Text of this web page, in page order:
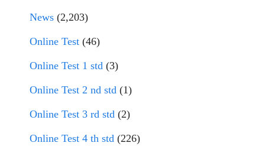
News (2,203)
Online Test (46)
Online Test 1 std (3)
Online Test 2 nd std (1)
Online Test 3 rd std (2)
Online Test 4 th std (226)